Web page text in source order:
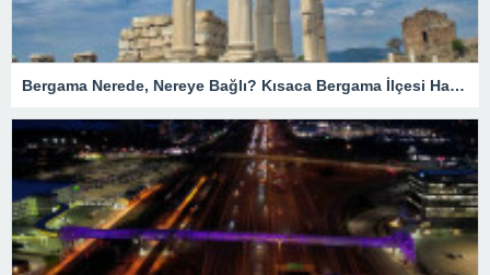
Bergama Nerede, Nereye Bağlı? Kısaca Bergama İlçesi Hakkında Bilgiler